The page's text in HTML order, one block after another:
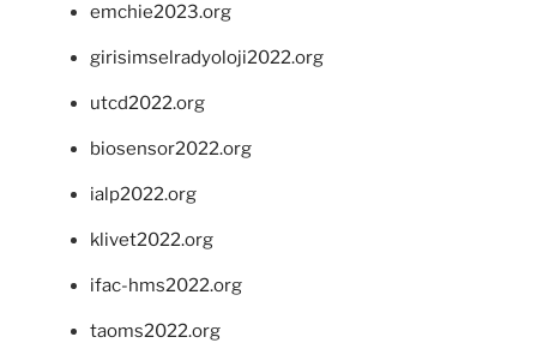
emchie2023.org
girisimselradyoloji2022.org
utcd2022.org
biosensor2022.org
ialp2022.org
klivet2022.org
ifac-hms2022.org
taoms2022.org